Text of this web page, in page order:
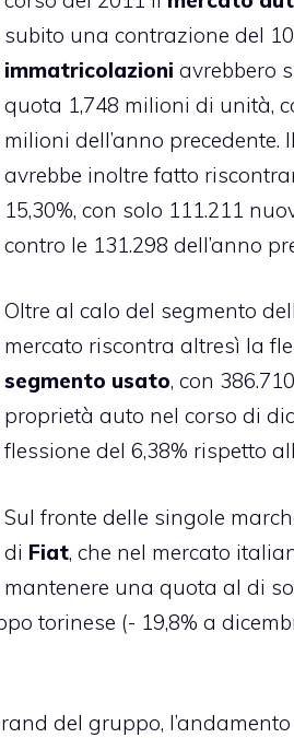
subito una contrazione del
immatricolazioni avrebbero
quota 1,748 milioni di unità,
milioni dell’anno precedente.
avrebbe inoltre fatto
15,30%, con solo 111.211
contro le 131.298 dell’anno
Oltre al calo del segmento
mercato riscontra altresì la
segmento usato, con
proprietà auto nel corso di
flessione del 6,38% rispetto
Sul fronte delle singole
di Fiat, che nel mercato
mantenere una quota al di
torinese (- 19,8% a
del gruppo, l’andamento